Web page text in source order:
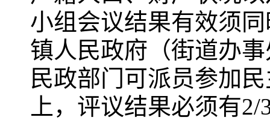
小组会议结果有效须
镇人民政府（街道办
民政部门可派员参加
上，评议结果必须有